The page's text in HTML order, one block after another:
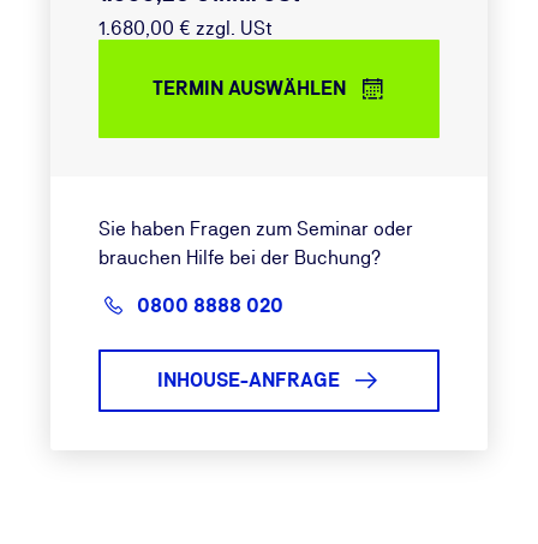
1.680,00 € zzgl. USt
TERMIN AUSWÄHLEN
Sie haben Fragen zum Seminar oder
brauchen Hilfe bei der Buchung?
0800 8888 020
INHOUSE-ANFRAGE